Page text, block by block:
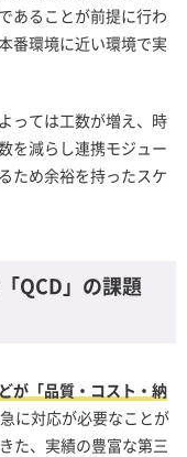
あることが前提に行わ
番環境に近い環境で実
っては工数が増え、時
を減らし連携モジュー
ため余裕を持ったスケ
QCD」の課題
が「品質・コスト・納
に対応が必要なことが
た、実績の豊富な第三